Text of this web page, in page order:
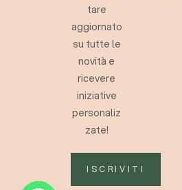
tare
aggiornato
su tutte le
novità e
ricevere
iniziative
personaliz
zate!
ISCRIVITI